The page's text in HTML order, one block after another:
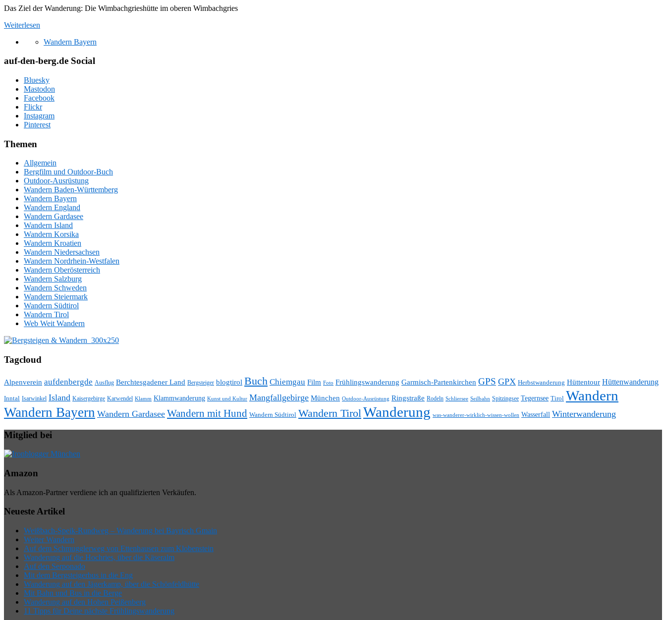
Das Ziel der Wanderung: Die Wimbachgrieshütte im oberen Wimbachgries
Weiterlesen
Wandern Bayern
auf-den-berg.de Social
Bluesky
Mastodon
Facebook
Flickr
Instagram
Pinterest
Themen
Allgemein
Bergfilm und Outdoor-Buch
Outdoor-Ausrüstung
Wandern Baden-Württemberg
Wandern Bayern
Wandern England
Wandern Gardasee
Wandern Island
Wandern Korsika
Wandern Kroatien
Wandern Niedersachsen
Wandern Nordrhein-Westfalen
Wandern Oberösterreich
Wandern Salzburg
Wandern Schweden
Wandern Steiermark
Wandern Südtirol
Wandern Tirol
Web Weit Wandern
Tagcloud
Alpenverein aufdenbergde Ausflug Berchtesgadener Land Bergsteiger blogtirol Buch Chiemgau Film Foto Frühlingswanderung Garmisch-Partenkirchen GPS GPX Herbstwanderung Hüttentour Hüttenwanderung
Inntal Isarwinkel Island Kaisergebirge Karwendel Klamm Klammwanderung Kunst und Kultur Mangfallgebirge München Outdoor-Ausrüstung Ringstraße Rodeln Schliersee Seilbahn Spitzingsee Tegernsee Tirol Wandern
Wandern Bayern Wandern Gardasee Wandern mit Hund Wandern Südtirol Wandern TirolWanderung was-wanderer-wirklich-wissen-wollen Wasserfall Winterwanderung
Mitglied bei
Amazon
Als Amazon-Partner verdiene ich an qualifizierten Verkäufen.
Neueste Artikel
Weißbach-Speik-Rundweg – Wanderung bei Bayrisch Gmain
Weiter Wandern
Auf dem Schmugglerweg von Ettenhausen zum Klobenstein
Wanderung auf die Hochries, über die Käseralm
Auf den Serponado
Mit dem Bergsteigerbus in die Eng
Wanderung auf den Jägerkamp, über die Schönfeldhütte
Mit Bahn und Bus in die Berge
Wanderung auf den Hohen Peißenberg
11 Tipps für Deine nächste Frühlingswanderung